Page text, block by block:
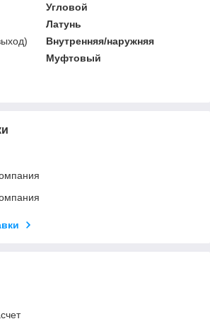
Угловой
Латунь
Внутренняя/наружняя
Муфтовый